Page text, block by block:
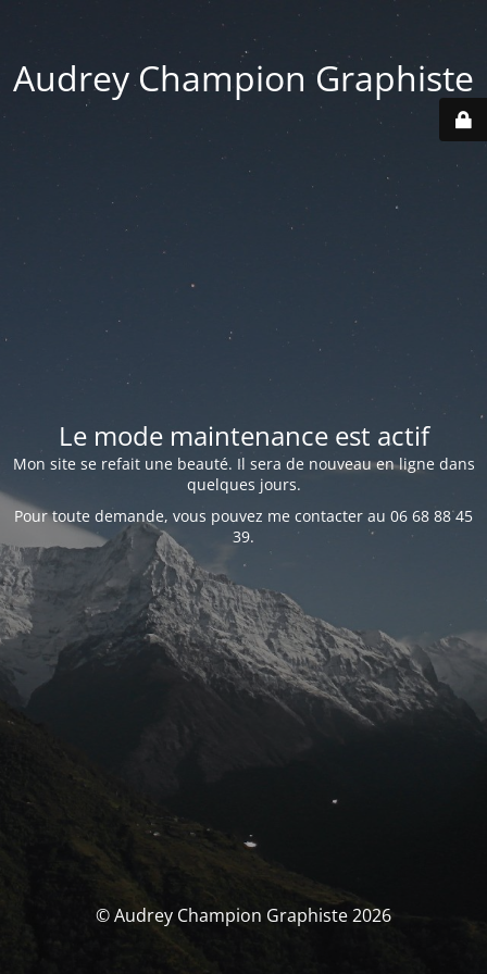
Audrey Champion Graphiste
Le mode maintenance est actif
Mon site se refait une beauté. Il sera de nouveau en ligne dans
quelques jours.
Pour toute demande, vous pouvez me contacter au 06 68 88 45
39.
© Audrey Champion Graphiste 2026